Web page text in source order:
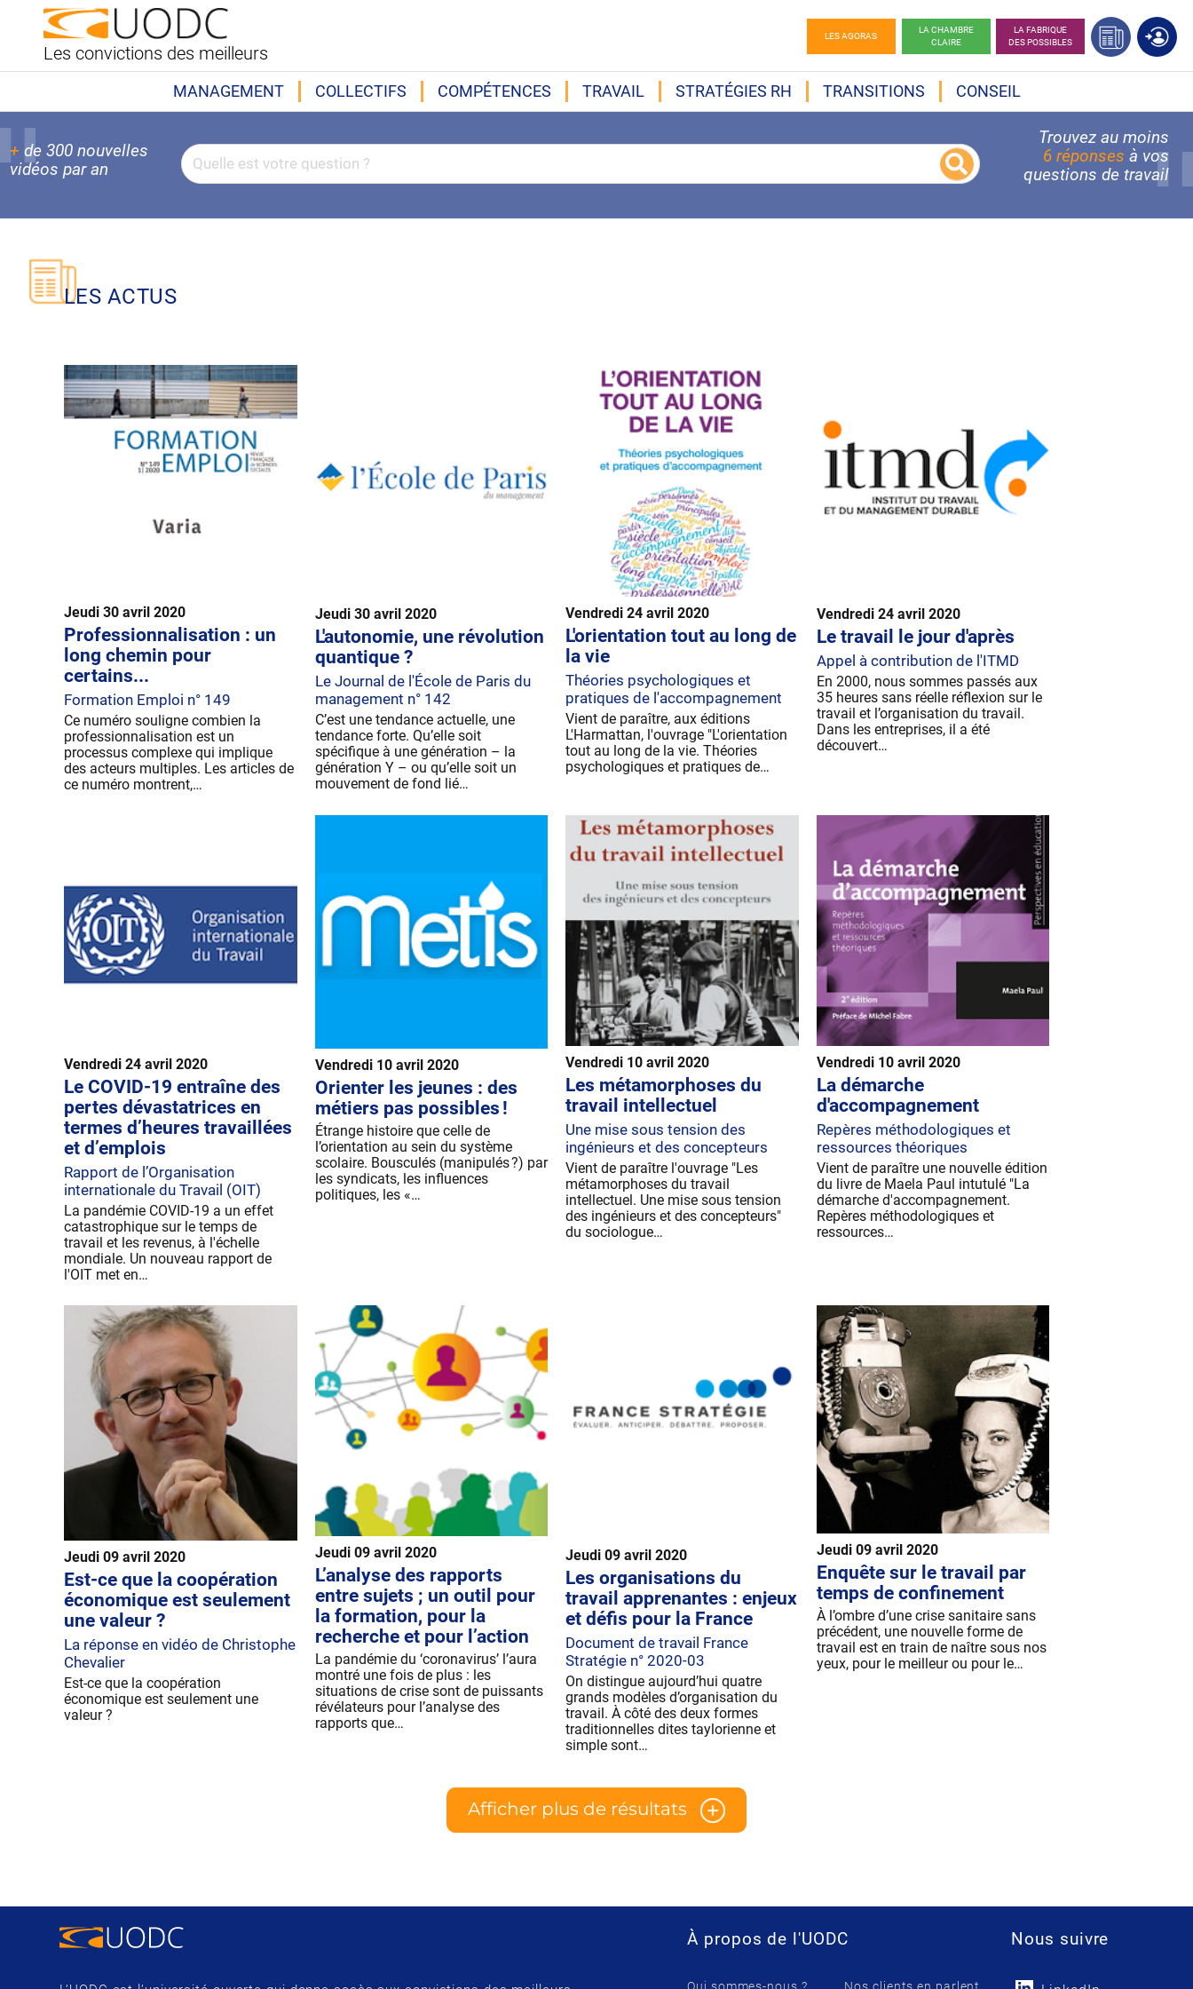
Les convictions des meilleurs
LES AGORAS
LA CHAMBRE
CLAIRE
LA FABRIQUE
DES POSSIBLES
MANAGEMENT COLLECTIFS COMPÉTENCES TRAVAIL STRATÉGIES RH TRANSITIONS CONSEIL
+ de 300 nouvelles
vidéos par an
Trouvez au moins
6 réponses à vos
questions de travail
LES ACTUS
Jeudi 30 avril 2020
Professionnalisation : un
long chemin pour
certains...
Formation Emploi n° 149
Ce numéro souligne combien la
professionnalisation est un
processus complexe qui implique
des acteurs multiples. Les articles de
ce numéro montrent,…
Jeudi 30 avril 2020
L'autonomie, une révolution
quantique ?
Le Journal de l'École de Paris du
management n° 142
C’est une tendance actuelle, une
tendance forte. Qu’elle soit
spécifique à une génération – la
génération Y – ou qu’elle soit un
mouvement de fond lié…
Vendredi 24 avril 2020
L'orientation tout au long de
la vie
Théories psychologiques et
pratiques de l'accompagnement
Vient de paraître, aux éditions
L'Harmattan, l'ouvrage "L'orientation
tout au long de la vie. Théories
psychologiques et pratiques de…
Vendredi 24 avril 2020
Le travail le jour d'après​
Appel à contribution de l'ITMD
En 2000, nous sommes passés aux
35 heures sans réelle réflexion sur le
travail et l’organisation du travail.
Dans les entreprises, il a été
découvert…
Vendredi 24 avril 2020
Le COVID-19 entraîne des
pertes dévastatrices en
termes d’heures travaillées
et d’emplois
Rapport de l’Organisation
internationale du Travail (OIT)
La pandémie COVID-19 a un effet
catastrophique sur le temps de
travail et les revenus, à l'échelle
mondiale. Un nouveau rapport de
l'OIT met en…
Vendredi 10 avril 2020
Orienter les jeunes : des
métiers pas possibles !
Étrange histoire que celle de
l’orientation au sein du système
scolaire. Bousculés (manipulés ?) par
les syndicats, les influences
politiques, les «…
Vendredi 10 avril 2020
Les métamorphoses du
travail intellectuel
Une mise sous tension des
ingénieurs et des concepteurs
Vient de paraître l'ouvrage "Les
métamorphoses du travail
intellectuel. Une mise sous tension
des ingénieurs et des concepteurs"
du sociologue…
Vendredi 10 avril 2020
La démarche
d'accompagnement
Repères méthodologiques et
ressources théoriques
Vient de paraître une nouvelle édition
du livre de Maela Paul intutulé "La
démarche d'accompagnement.
Repères méthodologiques et
ressources…
Jeudi 09 avril 2020
Est-ce que la coopération
économique est seulement
une valeur ?
La réponse en vidéo de Christophe
Chevalier
Est-ce que la coopération
économique est seulement une
valeur ?
Jeudi 09 avril 2020
L’analyse des rapports
entre sujets ; un outil pour
la formation, pour la
recherche et pour l’action
La pandémie du ‘coronavirus’ l’aura
montré une fois de plus : les
situations de crise sont de puissants
révélateurs pour l’analyse des
rapports que…
Jeudi 09 avril 2020
Les organisations du
travail apprenantes : enjeux
et défis pour la France
Document de travail France
Stratégie n° 2020-03
On distingue aujourd’hui quatre
grands modèles d’organisation du
travail. À côté des deux formes
traditionnelles dites taylorienne et
simple sont…
Jeudi 09 avril 2020
Enquête sur le travail par
temps de confinement
À l’ombre d’une crise sanitaire sans
précédent, une nouvelle forme de
travail est en train de naître sous nos
yeux, pour le meilleur ou pour le…
Afficher plus de résultats
À propos de l'UODC Nous suivre